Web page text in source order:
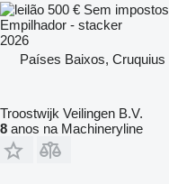
500 € Sem impostos
Empilhador - stacker
2026
Países Baixos, Cruquius
Troostwijk Veilingen B.V.
8 anos na Machineryline